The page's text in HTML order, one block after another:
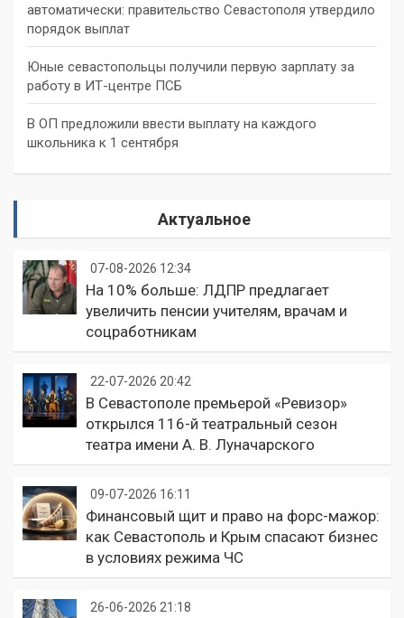
автоматически: правительство Севастополя утвердило
порядок выплат
Юные севастопольцы получили первую зарплату за
работу в ИТ-центре ПСБ
В ОП предложили ввести выплату на каждого
школьника к 1 сентября
Актуальное
07-08-2026 12:34
На 10% больше: ЛДПР предлагает
увеличить пенсии учителям, врачам и
соцработникам
22-07-2026 20:42
В Севастополе премьерой «Ревизор»
открылся 116-й театральный сезон
театра имени А. В. Луначарского
09-07-2026 16:11
Финансовый щит и право на форс-мажор:
как Севастополь и Крым спасают бизнес
в условиях режима ЧС
26-06-2026 21:18